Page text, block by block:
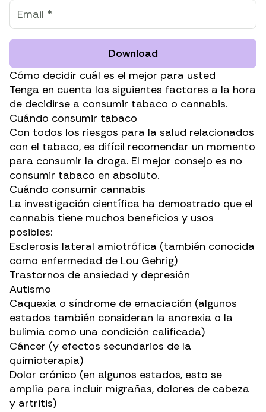
Download
Cómo decidir cuál es el mejor para usted
Tenga en cuenta los siguientes factores a la hora
de decidirse a consumir tabaco o cannabis.
Cuándo consumir tabaco
Con todos los riesgos para la salud relacionados
con el tabaco, es difícil recomendar un momento
para consumir la droga. El mejor consejo es no
consumir tabaco en absoluto.
Cuándo consumir cannabis
La investigación científica ha demostrado que el
cannabis tiene muchos beneficios y usos
posibles:
Esclerosis lateral amiotrófica (también conocida
como enfermedad de Lou Gehrig)
Trastornos de ansiedad y depresión
Autismo
Caquexia o síndrome de emaciación (algunos
estados también consideran la anorexia o la
bulimia como una condición calificada)
Cáncer (y efectos secundarios de la
quimioterapia)
Dolor crónico (en algunos estados, esto se
amplía para incluir migrañas, dolores de cabeza
y artritis)